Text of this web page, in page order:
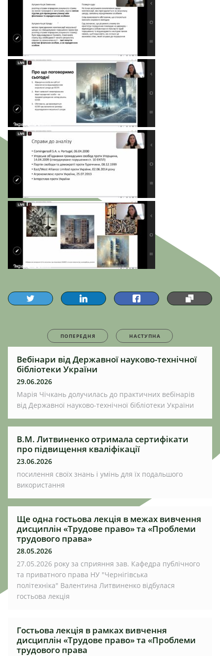
ПОПЕРЕДНЯ НАСТУПНА
Вебінари від Державної науково-технічної
бібліотеки України
29.06.2026
Марія Чічкань долучилась до практичних вебінарів
від Державної науково-технічної бібліотеки України
В.М. Литвиненко отримала сертифікати
про підвищення кваліфікації
23.06.2026
посилення своїх знань і умінь для їх подальшого
використання
Ще одна гостьова лекція в межах вивчення
дисциплін «Трудове право» та «Проблеми
трудового права»
28.05.2026
27.05.2026 року за сприяння зав. Кафедра публічного
та приватного права НУ "Чернігівська
політехніка" Валентина Литвиненко відбулася
гостьова лекція
Гостьова лекція в рамках вивчення
дисциплін «Трудове право» та «Проблеми
трудового права